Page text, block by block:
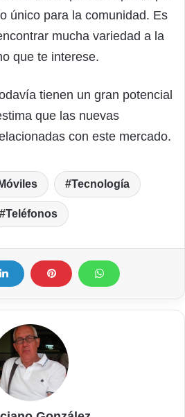
único para la comunidad. Es
mucha variedad a la
que te interese.
tienen un gran potencial
que las nuevas
con este mercado.
Móviles Tecnología
Teléfonos